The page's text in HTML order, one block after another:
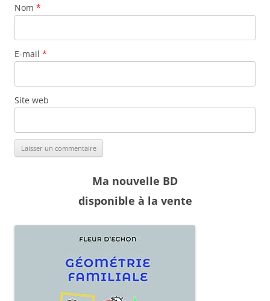
Nom *
E-mail *
Site web
Ma nouvelle BD
disponible à la vente